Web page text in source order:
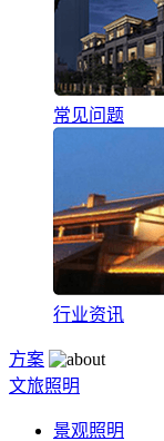
常见问题
行业资讯
方案
文旅照明
景观照明